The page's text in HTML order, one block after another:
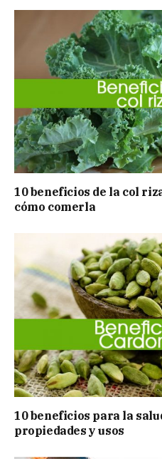
10 beneficios de la col
cómo comerla
10 beneficios para la
propiedades y usos